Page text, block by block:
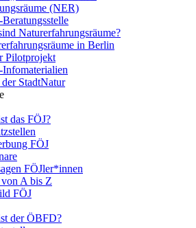
(NER)
Naturerfahrungsräume?
in Berlin
Pilotprojekt
StadtNatur
das FÖJ?
FÖJ
FÖJler*innen
A bis Z
FÖJ
der ÖBFD?